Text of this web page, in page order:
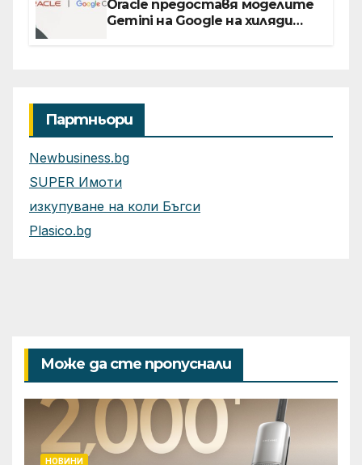
Oracle предоставя моделите
Gemini на Google на хиляди
Партньори
Newbusiness.bg
SUPER Имоти
изкупуване на коли Бъгси
Plasico.bg
Може да сте пропуснали
НОВИНИ